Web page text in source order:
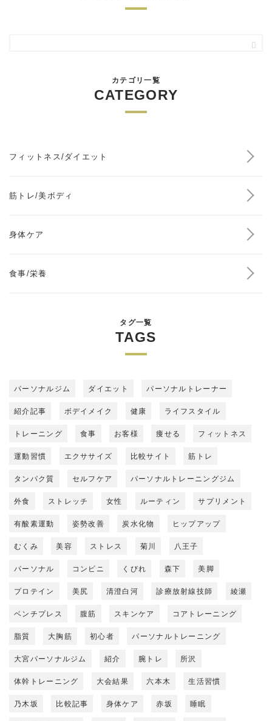
カテゴリ一覧
CATEGORY
フィットネス/ダイエット
筋トレ/美ボディ
身体ケア
食事/栄養
タグ一覧
TAGS
パーソナルジム ダイエット パーソナルトレーナー
紹介記事 ボデイメイク 健康 ライフスタイル
トレーニング 食事 お客様 痩せる フィットネス
運動習慣 エクササイズ 比較サイト 筋トレ
タンパク質 セルフケア パーソナルトレーニングジム
外食 ストレッチ 女性 ルーティン サプリメント
有酸素運動 姿勢改善 炭水化物 ヒップアップ
むくみ 美容 ストレス 菊川 八王子
パーソナル コンビニ くびれ 森下 美脚
プロテイン 美尻 清澄白河 診療放射線技師 綾瀬
ベンチプレス 腹筋 スキンケア コアトレーニング
脂質 大胸筋 初心者 パーソナルトレーニング
大宮パーソナルジム 紹介 腕トレ 所沢
体幹トレーニング 大会結果 六本木 生活習慣
乃木坂 比較記事 身体ケア 赤坂 睡眠